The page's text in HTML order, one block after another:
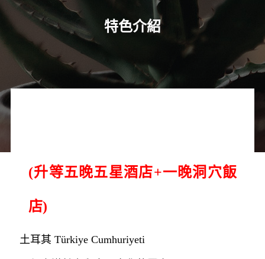
特色介紹
(升等五晚五星酒店+一晚洞穴飯
店)
土耳其 Türkiye Cumhuriyeti